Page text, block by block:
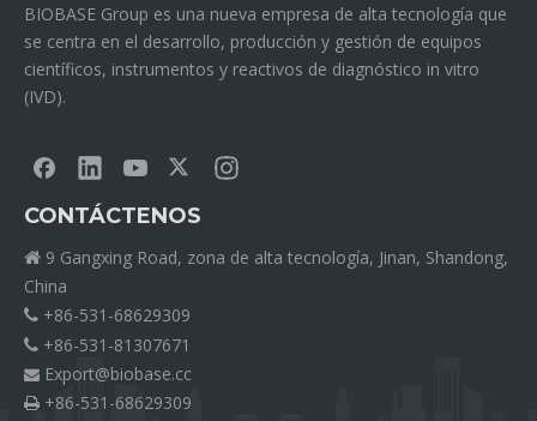
BIOBASE Group es una nueva empresa de alta tecnología que
se centra en el desarrollo, producción y gestión de equipos
científicos, instrumentos y reactivos de diagnóstico in vitro
(IVD).
CONTÁCTENOS
 9 Gangxing Road, zona de alta tecnología, Jinan, Shandong,
China
 +86-531-68629309
 +86-531-81307671
 Export@biobase.cc
 +86-531-68629309